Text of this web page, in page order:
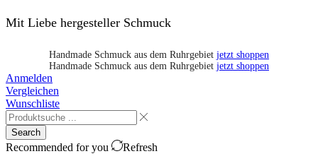
Mit Liebe hergesteller Schmuck
Handmade Schmuck aus dem Ruhrgebiet jetzt shoppen
Handmade Schmuck aus dem Ruhrgebiet jetzt shoppen
Anmelden
Vergleichen
Wunschliste
Search
Recommended for you
Refresh